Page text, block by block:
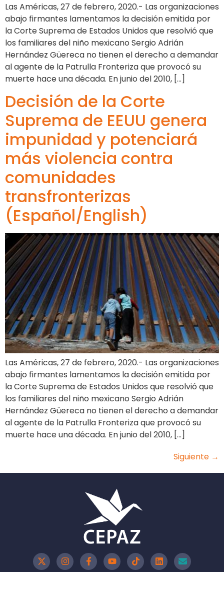
Las Américas, 27 de febrero, 2020.- Las organizaciones
abajo firmantes lamentamos la decisión emitida por
la Corte Suprema de Estados Unidos que resolvió que
los familiares del niño mexicano Sergio Adrián
Hernández Güereca no tienen el derecho a demandar
al agente de la Patrulla Fronteriza que provocó su
muerte hace una década. En junio del 2010, […]
Decisión de la Corte
Suprema de EEUU genera
impunidad y potenciará
más violencia contra
comunidades
transfronterizas
(Español/English)
Las Américas, 27 de febrero, 2020.- Las organizaciones
abajo firmantes lamentamos la decisión emitida por
la Corte Suprema de Estados Unidos que resolvió que
los familiares del niño mexicano Sergio Adrián
Hernández Güereca no tienen el derecho a demandar
al agente de la Patrulla Fronteriza que provocó su
muerte hace una década. En junio del 2010, […]
Siguiente →